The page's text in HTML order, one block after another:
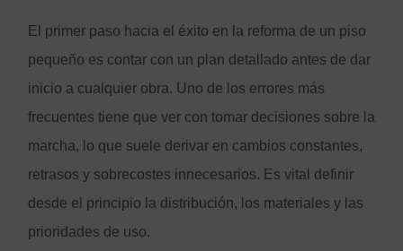
El primer paso hacia el éxito en la reforma de un piso
pequeño es contar con un plan detallado antes de dar
inicio a cualquier obra. Uno de los errores más
frecuentes tiene que ver con tomar decisiones sobre la
marcha, lo que suele derivar en cambios constantes,
retrasos y sobrecostes innecesarios. Es vital definir
desde el principio la distribución, los materiales y las
prioridades de uso.